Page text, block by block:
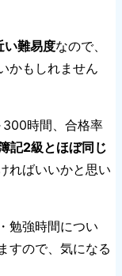
い難易度なので、
かもしれません
時間、合格率
記2級とほぼ同じ
ればいいかと思い
勉強時間につい
すので、気になる